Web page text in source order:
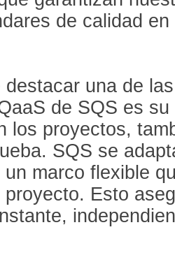
de calidad
destacar una de
de SQS es
los proyectos,
SQS se
marco flexible
Esto